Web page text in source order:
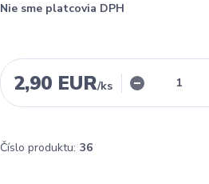
Nie sme platcovia DPH
2,90 EUR/ks
Číslo produktu: 36